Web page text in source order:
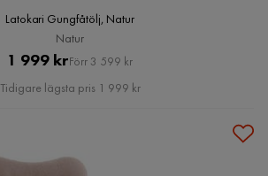
Latokari Gungfåtölj, Natur
Natur
Pris
1 999 krOriginal
Pris
Förr 3 599 kr
Tidigare lägsta pris 1 999 kr